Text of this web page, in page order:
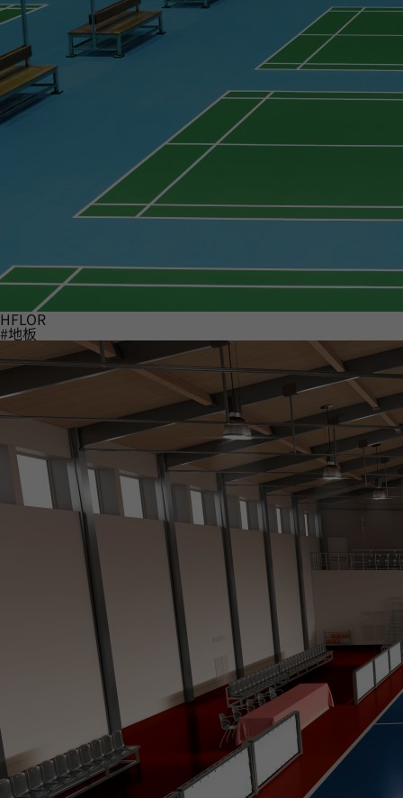
HFLOR
#地板